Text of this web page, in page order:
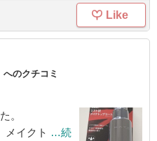
Like
へのクチコミ
。
メイクト …続